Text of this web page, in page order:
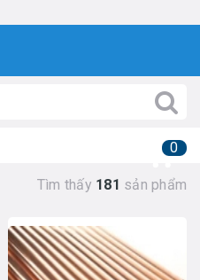
0
Tìm thấy 181 sản phẩm